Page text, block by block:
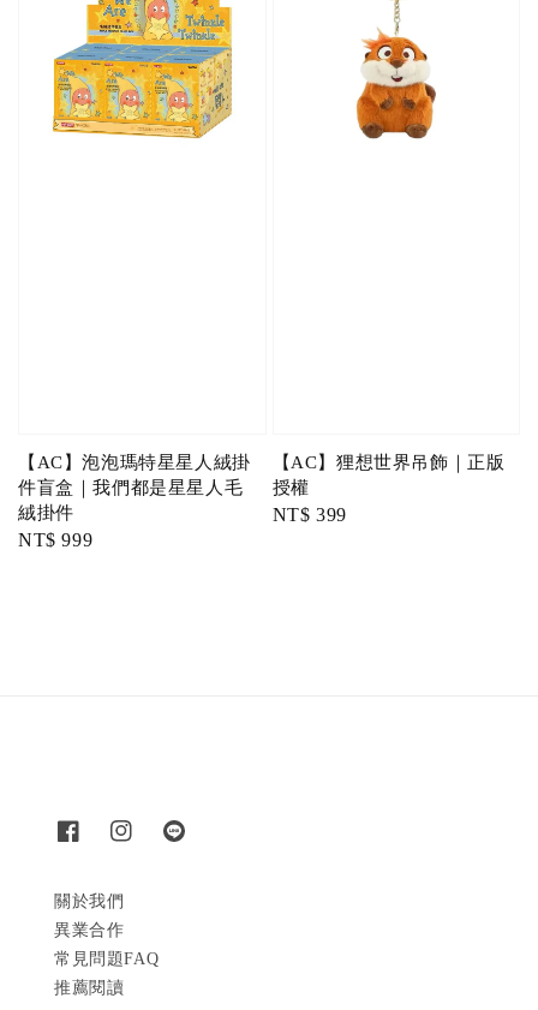
【AC】泡泡瑪特星星人絨掛
件盲盒｜我們都是星星人毛
絨掛件
Regular
NT$ 999
【AC】狸想世界吊飾｜正版
授權
Regular
NT$ 399
關於我們
異業合作
常見問題FAQ
推薦閱讀